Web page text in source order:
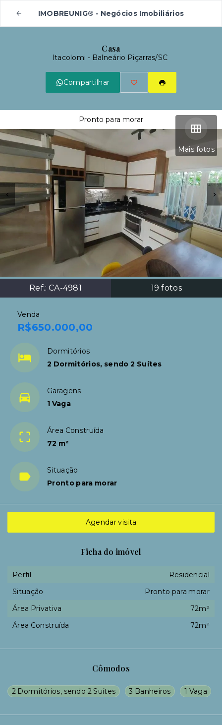
IMOBREUNIG® - Negócios Imobiliários
Casa
Itacolomi - Balneário Piçarras/SC
Compartilhar
Mais fotos
Ref.: CA-4981 19 fotos
Pronto para morar
Venda
R$650.000,00
Dormitórios
2 Dormitórios, sendo 2 Suítes
Garagens
1 Vaga
Área Construída
72 m²
Situação
Pronto para morar
Cômodos
2 Dormitórios, sendo 2 Suítes 3 Banheiros 1 Vaga
Agendar visita
Ficha do imóvel
Perfil
Residencial
Situação
Pronto para morar
Área Privativa
72m²
Área Construída
72m²